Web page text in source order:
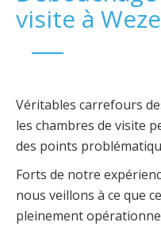
visite à
Véritables carrefours
les chambres de visite
des points
Forts de notre
nous veillons à ce que
pleinement